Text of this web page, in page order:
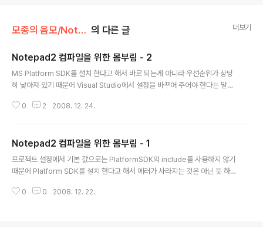
모종의 음모/Notepad2 의 다른 글 더보기
Notepad2 컴파일을 위한 몸부림 - 2
MS Platform SDK를 설치 한다고 해서 바로 되는게 아니라 우선순위가 상당
히 낮아져 있기 때문에 Visual Studio에서 설정을 바꾸어 주어야 한다는 말에
문제(?)로 프로토타입과 실제 함수의 리턴 타입이 맞지 않아 에러가 발생을 하
프로그래밍을 하다 보니, 조금은 눈에 익은 녀석들이 보여서 상대적으로 그다지
어렵지는 않게 수정을 하고는 있지만, 생각보다 상당히 방대한 녀석이라.. Sour
ce Insight 없이 Visual Studio만으로 하기에는 상..
0 2 2008. 12. 24.
Notepad2 컴파일을 위한 몸부림 - 1
프로젝트 설정에서 기본 값으로는 PlatformSDK의 include를 사용하지 않기
때문에 Platform SDK를 설치 한다고 해서 에러가 사라지는 것은 아닌 듯 하
프로젝트 설정에서 어떤 곳에도 include를 설정해 놓은곳이 없었다는 점이 떠
0 0 2008. 12. 22.